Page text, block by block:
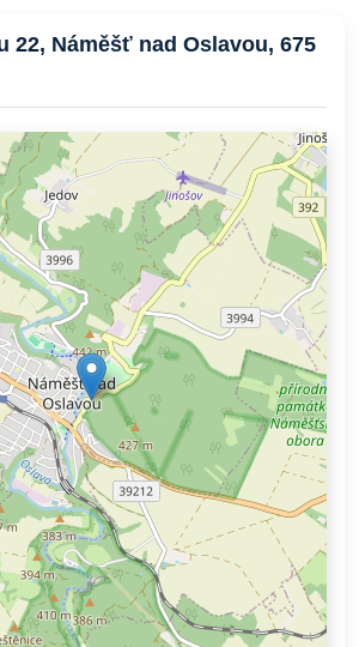
22, Náměšť nad Oslavou, 675